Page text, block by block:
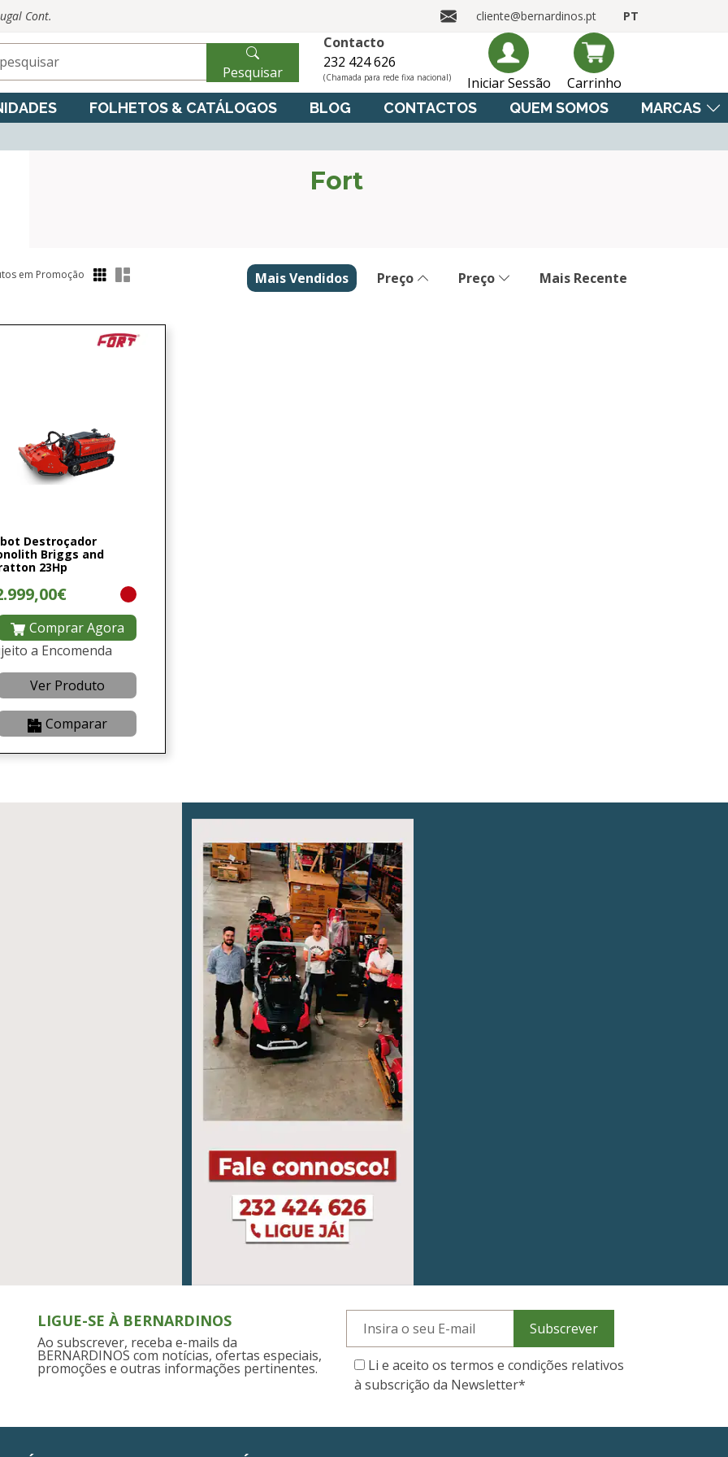
Cont. cliente@bernardinos.pt PT
Pesquisar
Contacto
232 424 626
(Chamada para rede fixa nacional) Iniciar Sessão Carrinho
FOLHETOS & CATÁLOGOS BLOG CONTACTOS QUEM SOMOS MARCAS
Fort
em Promoção Mais Vendidos Preço Preço Mais Recente
Destroçador
Briggs and
23Hp
Comprar Agora
a Encomenda
Ver Produto
Comparar
LIGUE-SE À BERNARDINOS
Ao subscrever, receba e-mails da
BERNARDINOS com notícias, ofertas especiais,
promoções e outras informações pertinentes.
Subscrever
Li e aceito os termos e condições relativos
à subscrição da Newsletter*